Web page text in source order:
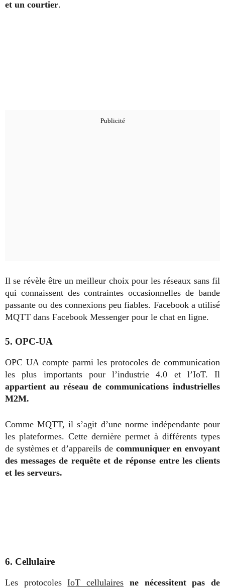
et un courtier.
Il se révèle être un meilleur choix pour les réseaux sans fil
qui connaissent des contraintes occasionnelles de bande
passante ou des connexions peu fiables. Facebook a utilisé
MQTT dans Facebook Messenger pour le chat en ligne.
5. OPC-UA
OPC UA compte parmi les protocoles de communication
les plus importants pour l’industrie 4.0 et l’IoT. Il
appartient au réseau de communications industrielles
M2M.
Comme MQTT, il s’agit d’une norme indépendante pour
les plateformes. Cette dernière permet à différents types
de systèmes et d’appareils decommuniquer en envoyant
des messages de requête et de réponse entre les clients
et les serveurs.
6. Cellulaire
Les protocolesIoT cellulaires ne nécessitent pas de